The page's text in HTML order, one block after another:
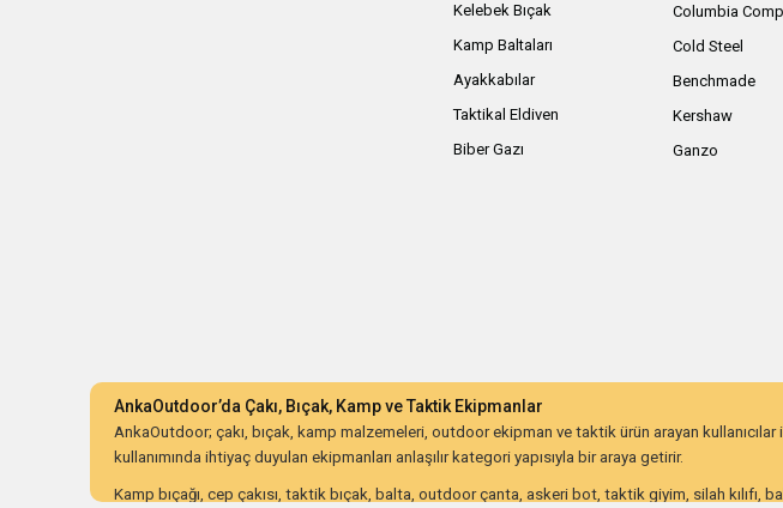
Kelebek Bıçak
Kamp Baltaları
Ayakkabılar
Taktikal Eldiven
Biber Gazı
Columbia
Cold Steel
Benchmade
Kershaw
Ganzo
AnkaOutdoor’da Çakı, Bıçak, Kamp ve Taktik Ekipmanlar
AnkaOutdoor; çakı, bıçak, kamp malzemeleri, outdoor ekipman ve taktik ürün arayan
kullanımında ihtiyaç duyulan ekipmanları anlaşılır kategori yapısıyla bir araya getirir.
Kamp bıçağı, cep çakısı, taktik bıçak, balta, outdoor çanta, askeri bot, taktik giyim, silah kılıfı,